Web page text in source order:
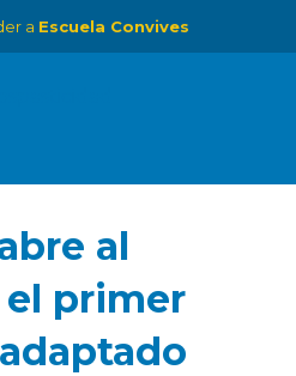
a Escuela Convives
al
primer